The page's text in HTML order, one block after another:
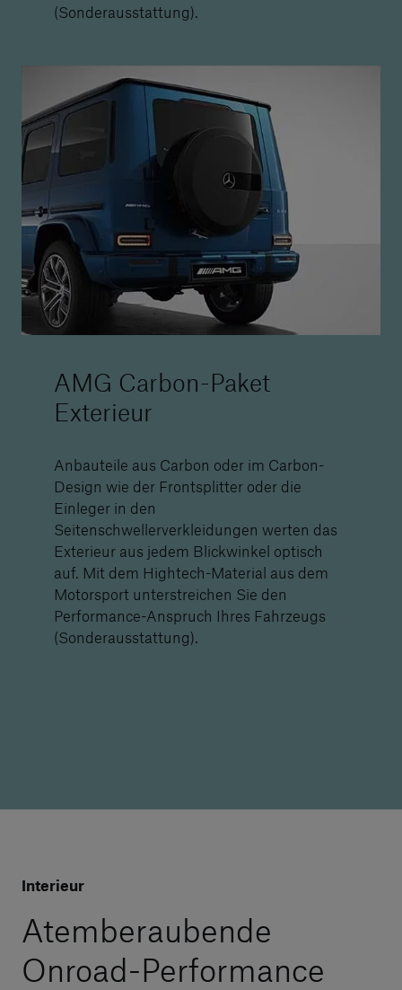
(Sonderausstattung).
AMG Carbon-Paket
Exterieur
Anbauteile aus Carbon oder im Carbon-
Design wie der Frontsplitter oder die
Einleger in den
Seitenschwellerverkleidungen werten das
Exterieur aus jedem Blickwinkel optisch
auf. Mit dem Hightech-Material aus dem
Motorsport unterstreichen Sie den
Performance-Anspruch Ihres Fahrzeugs
(Sonderausstattung).
Interieur
Atemberaubende
Onroad-Performance